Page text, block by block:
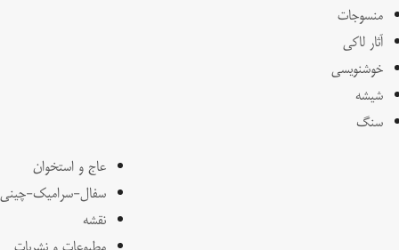
منسوجات
آثار لاکی
خوشنویسی
شیشه
سنگ
عاج و استخوان
سفال-سرامیک-چینی
نقشه